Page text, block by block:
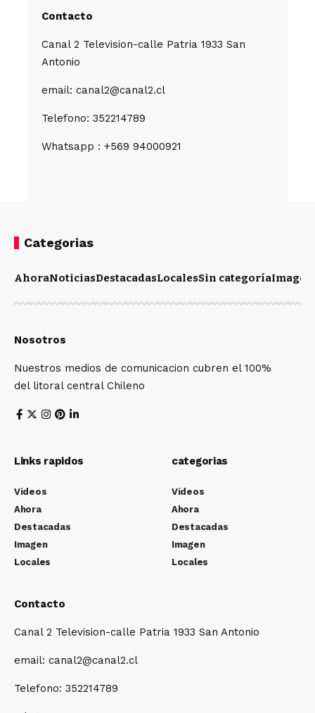
Contacto
Canal 2 Television-calle Patria 1933 San
Antonio
email: canal2@canal2.cl
Telefono: 352214789
Whatsapp : +569 94000921
Categorias
AhoraNoticiasDestacadasLocalesSin categoríaImagen
Nosotros
Nuestros medios de comunicacion cubren el 100%
del litoral central Chileno
Links rapidos
Videos
Ahora
Destacadas
Imagen
Locales
categorias
Videos
Ahora
Destacadas
Imagen
Locales
Contacto
Canal 2 Television-calle Patria 1933 San Antonio
email: canal2@canal2.cl
Telefono: 352214789